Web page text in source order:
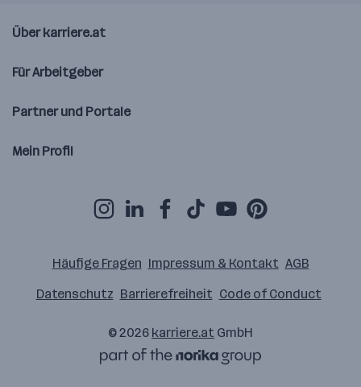
Über karriere.at
Für Arbeitgeber
Partner und Portale
Mein Profil
Häufige Fragen Impressum & Kontakt AGB
Datenschutz Barrierefreiheit Code of Conduct
© 2026 karriere.at GmbH